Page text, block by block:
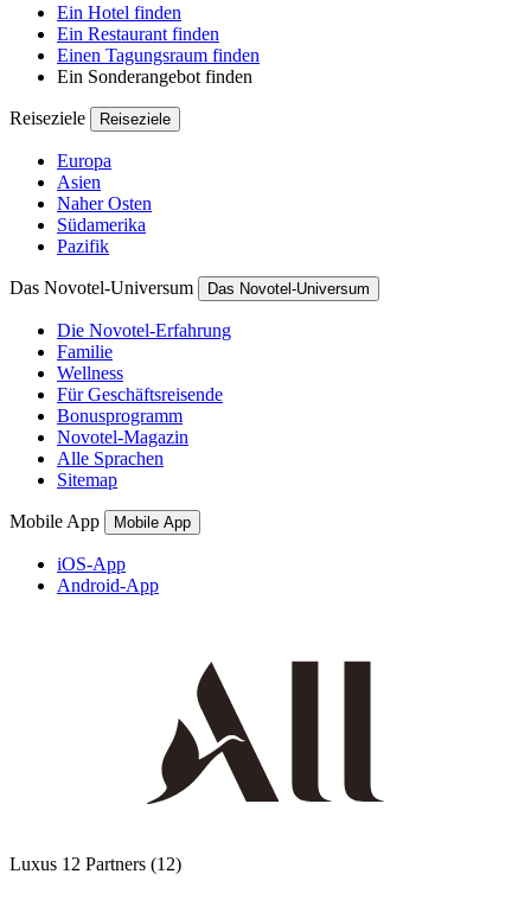
Ein Hotel finden
Ein Restaurant finden
Einen Tagungsraum finden
Ein Sonderangebot finden
Reiseziele Reiseziele
Europa
Asien
Naher Osten
Südamerika
Pazifik
Das Novotel-Universum Das Novotel-Universum
Die Novotel-Erfahrung
Familie
Wellness
Für Geschäftsreisende
Bonusprogramm
Novotel-Magazin
Alle Sprachen
Sitemap
Mobile App Mobile App
iOS-App
Android-App
Luxus 12 Partners (12)